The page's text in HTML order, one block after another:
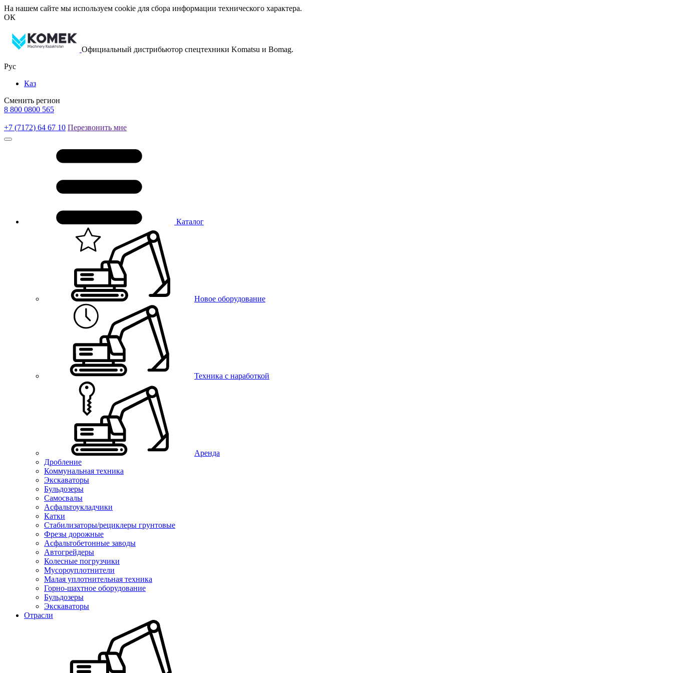
На нашем сайте мы используем cookie для сбора информации технического характера.
ОК
Официальный дистрибьютор спецтехники Komatsu и Bomag.
Рус
Каз
Сменить регион
8 800 0800 565
+7 (7172) 64 67 10 Перезвонить мне
Каталог
Новое оборудование
Техника с наработкой
Аренда
Дробление
Коммунальная техника
Экскаваторы
Бульдозеры
Самосвалы
Асфальтоукладчики
Катки
Стабилизаторы/рециклеры грунтовые
Фрезы дорожные
Асфальтобетонные заводы
Автогрейдеры
Колесные погрузчики
Мусороуплотнители
Малая уплотнительная техника
Горно-шахтное оборудование
Бульдозеры
Экскаваторы
Отрасли